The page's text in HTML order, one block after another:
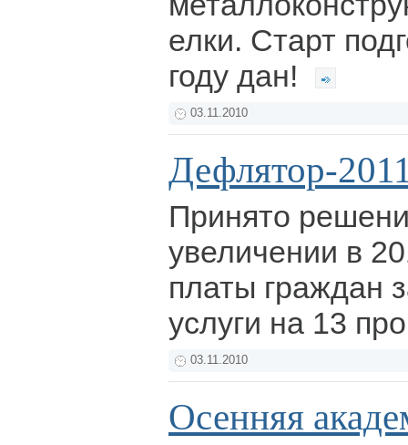
елки. Старт
году дан!
03.11.2010
Дефлятор-
Принято
увеличении в
платы граждан
услуги на 13
03.11.2010
Осенняя